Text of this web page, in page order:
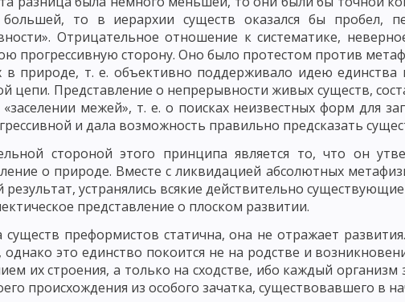
И АНТИБИОТИКИ ВАЖНЕЙШИЕ АНТИБИОТИКИ, ПОЛУЧЕННЫЕ ИЗ ГРИБОВ И
ВЫДЕЛЕННЫЕ ИЗ ВЫСШИХ РАСТЕНИЙ АНТИБИОТИКИ ЖИВОТНОГО
БАКТЕРИОФАГ И БАКТЕРИОФАГИЯ МОРФОЛОГИЯ И ОСНОВНЫЕ
ФАГОВ В ПРИРОДЕ ПРАКТИЧЕСКОЕ ИСПОЛЬЗОВАНИЕ
ГЕНЕТИКА МИКРООРГАНИЗМОВ ФЕНОТИПИЧЕСКАЯ
РЕКОМБИНАЦИ - КОНЪЮГАЦИЯ ТРАНСФОРМАЦИЯ ТРАНСДУКЦИЯ
ПРОЦЕССЕ ФАКТОРЫ, ОБУСЛАВЛИВАЮЩИЕ ПАТОГЕННОСТЬ И
ИНФЕКЦИОННОГО ПРОЦЕССА ЭПИДЕМИЧЕСКИЙ ПРОЦЕСС
ЗАЩИТНАЯ ФУНКЦИЯ ВОСПАЛЕНИЯ И ФАГОЦИТОЗ
то в иерархии существ оказался бы пробел,
Отрицательное отношение к систематике,
прогрессивную сторону. Оно было протестом против
в природе, т. е. объективно поддерживало идею
цепи. Представление о непрерывности живых существ,
межей», т. е. о поисках неизвестных форм для
и дала возможность правильно предсказать
стороной этого принципа является то, что он
о природе. Вместе с ликвидацией абсолютных
устранялись всякие действительно
представление о плоском развитии.
существ преформистов статична, она не отражает
это единство покоится не на родстве и
их строения, а только на сходстве, ибо каждый
происхождения из особого зачатка, существовавшего в